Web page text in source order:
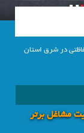
در شرق استان
مشاغل برتر